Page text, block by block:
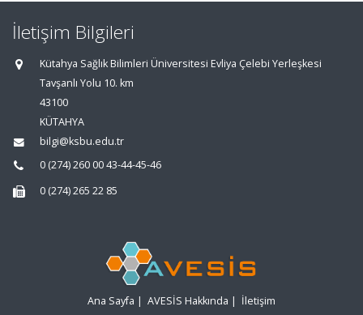
İletişim Bilgileri
Kütahya Sağlık Bilimleri Üniversitesi Evliya Çelebi Yerleşkesi
Tavşanlı Yolu 10. km
43100
KÜTAHYA
bilgi@ksbu.edu.tr
0 (274) 260 00 43-44-45-46
0 (274) 265 22 85
Ana Sayfa | AVESİS Hakkında | İletişim